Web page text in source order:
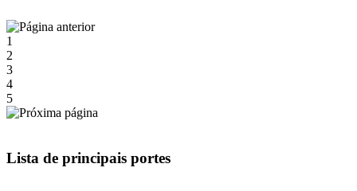
1
2
3
4
5
Lista de principais portes